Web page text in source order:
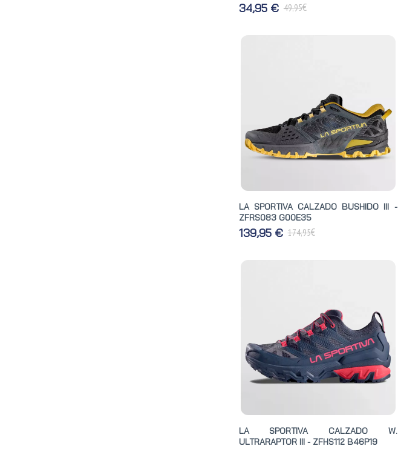
34,95 € 49,95€
LA SPORTIVA CALZADO BUSHIDO III -
ZFRS083 G00E35
139,95 € 174,95€
LA SPORTIVA CALZADO W.
ULTRARAPTOR III - ZFHS112 B46P19